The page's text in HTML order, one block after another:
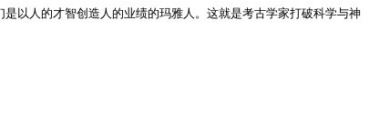
以人的才智创造人的业绩的玛雅人。这就是考古学家打破科学与神